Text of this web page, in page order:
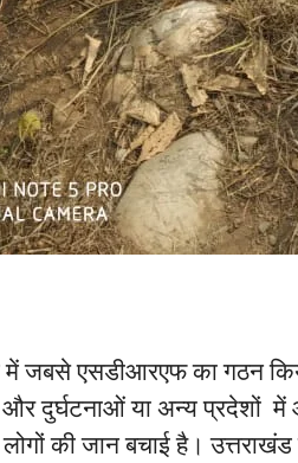
में जबसे एसडीआरएफ का गठन
दुर्घटनाओं या अन्य प्रदेशों
की जान बचाई है।